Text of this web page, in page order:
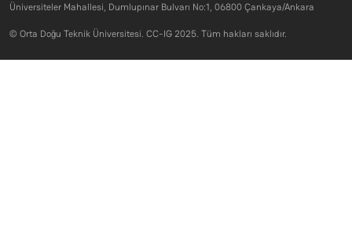
Üniversiteler Mahallesi, Dumlupınar Bulvarı No:1, 06800 Çankaya/Ankara
© Orta Doğu Teknik Üniversitesi. CC-IG 2025. Tüm hakları saklıdır.